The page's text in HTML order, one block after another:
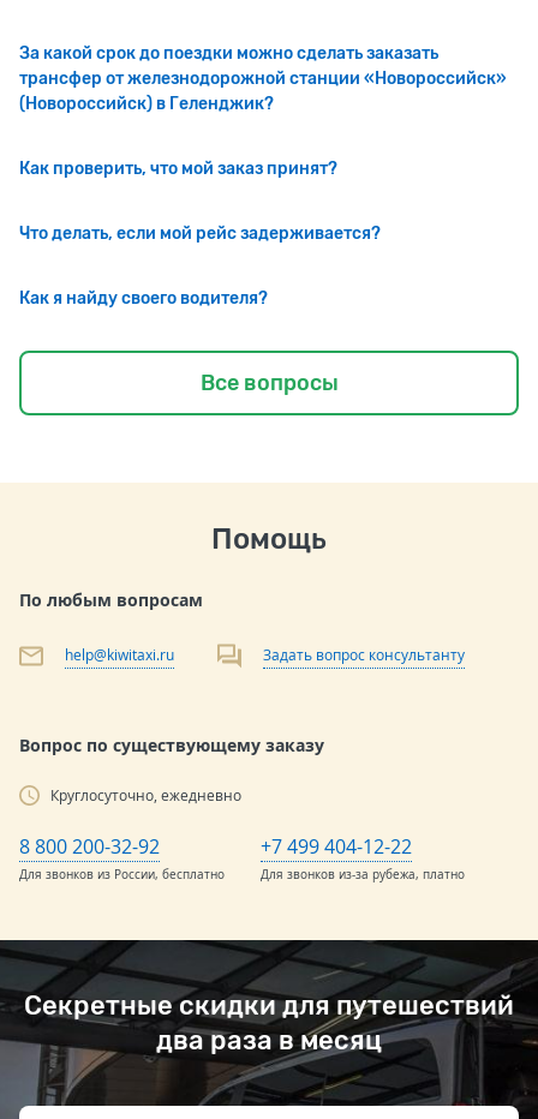
За какой срок до поездки можно сделать заказать
трансфер от железнодорожной станции «Новороссийск»
(Новороссийск) в Геленджик?
Как проверить, что мой заказ принят?
Что делать, если мой рейс задерживается?
Как я найду своего водителя?
Все вопросы
Помощь
По любым вопросам
help@kiwitaxi.ru Задать вопрос консультанту
Вопрос по существующему заказу
Круглосуточно, ежедневно
8 800 200-32-92
Для звонков из России, бесплатно
+7 499 404-12-22
Для звонков из-за рубежа, платно
Секретные скидки для путешествий
два раза в месяц